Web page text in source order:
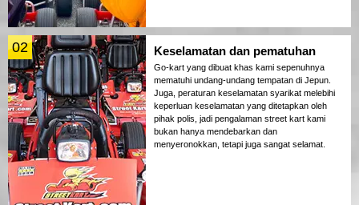
02 Keselamatan dan pematuhan
Go-kart yang dibuat khas kami sepenuhnya
mematuhi undang-undang tempatan di Jepun.
Juga, peraturan keselamatan syarikat melebihi
keperluan keselamatan yang ditetapkan oleh
pihak polis, jadi pengalaman street kart kami
bukan hanya mendebarkan dan
menyeronokkan, tetapi juga sangat selamat.